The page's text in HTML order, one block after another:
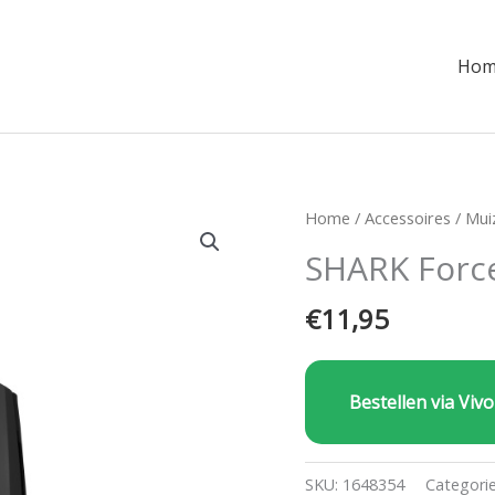
Home /Accessoires /
SHARK
€11,95
Bestellen via
SKU: 1648354